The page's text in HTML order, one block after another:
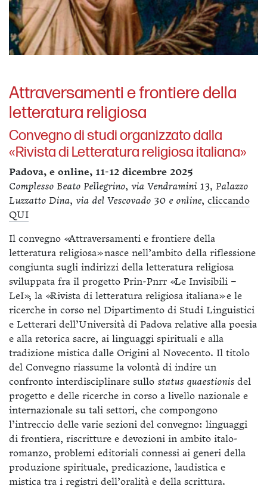
Attraversamenti e frontiere della
letteratura religiosa
Convegno di studi organizzato dalla
«Rivista di Letteratura religiosa italiana»
Padova, e online, 11-12 dicembre 2025
Complesso Beato Pellegrino, via Vendramini 13, Palazzo
Luzzatto Dina, via del Vescovado 30 e online, cliccando
QUI
Il convegno «Attraversamenti e frontiere della
letteratura religiosa» nasce nell’ambito della riflessione
congiunta sugli indirizzi della letteratura religiosa
sviluppata fra il progetto Prin-Pnrr «Le Invisibili –
LeI», la «Rivista di letteratura religiosa italiana» e le
ricerche in corso nel Dipartimento di Studi Linguistici
e Letterari dell’Università di Padova relative alla poesia
e alla retorica sacre, ai linguaggi spirituali e alla
tradizione mistica dalle Origini al Novecento. Il titolo
del Convegno riassume la volontà di indire un
confronto interdisciplinare sullo status quaestionis del
progetto e delle ricerche in corso a livello nazionale e
internazionale su tali settori, che compongono
l’intreccio delle varie sezioni del convegno: linguaggi
di frontiera, riscritture e devozioni in ambito italo-
romanzo, problemi editoriali connessi ai generi della
produzione spirituale, predicazione, laudistica e
mistica tra i registri dell’oralità e della scrittura.